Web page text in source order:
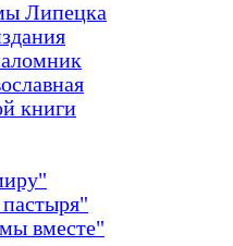
Липецка
книги
вместе"